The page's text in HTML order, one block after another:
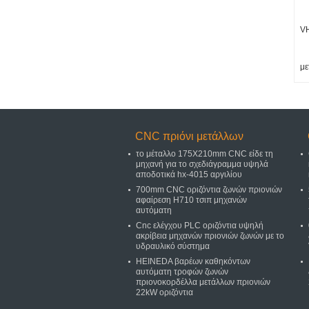
CNC πριόνι μετάλλων
το μέταλλο 175X210mm CNC είδε τη
μηχανή για το σχεδιάγραμμα υψηλά
αποδοτικά hx-4015 αργιλίου
700mm CNC οριζόντια ζωνών πριονιών
αφαίρεση H710 τσιπ μηχανών
αυτόματη
Cnc ελέγχου PLC οριζόντια υψηλή
ακρίβεια μηχανών πριονιών ζωνών με το
υδραυλικό σύστημα
HEINEDA βαρέων καθηκόντων
αυτόματη τροφών ζωνών
πριονοκορδέλλα μετάλλων πριονιών
22kW οριζόντια